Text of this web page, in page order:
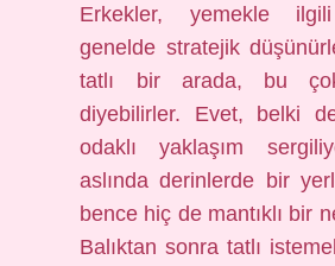
Erkekler, yemekle
genelde stratejik
tatlı bir arada, bu çok
diyebilirler. Evet, belki
odaklı yaklaşım
aslında derinlerde bir
bence hiç de mantıklı bir
Balıktan sonra tatlı